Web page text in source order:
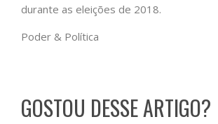
durante as eleições de 2018.
Poder & Política
GOSTOU DESSE ARTIGO?